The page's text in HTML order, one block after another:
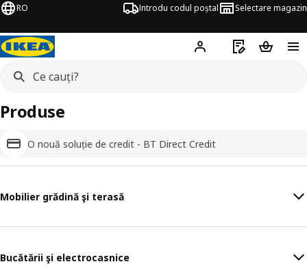
RO Introdu codul poștal Selectare magazin
Hej! Autentifică-te
Listă deCoșul de
O nouă soluție de credit - BT Direct Credit
Produse
Mobilier grădină şi terasă
Bucătării şi electrocasnice